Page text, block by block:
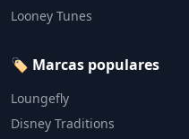
Looney Tunes
🏷️ Marcas populares
Loungefly
Disney Traditions